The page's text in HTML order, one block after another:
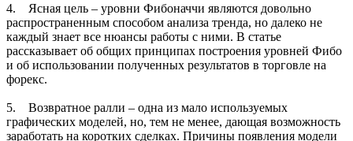
4. Ясная цель – уровни Фибоначчи являются довольно
распространенным способом анализа тренда, но далеко не
каждый знает все нюансы работы с ними. В статье
рассказывает об общих принципах построения уровней Фибо
и об использовании полученных результатов в торговле на
форекс.
5. Возвратное ралли – одна из мало используемых
графических моделей, но, тем не менее, дающая возможность
заработать на коротких сделках. Причины появления модели